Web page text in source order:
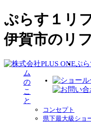
ぷらす１リ
伊賀市のリ
ぷ
ム
の
こ
と
コンセプト
県下最大級ショ